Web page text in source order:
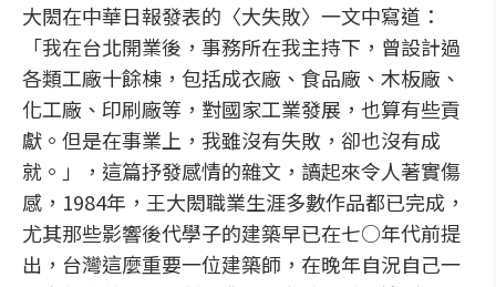
大閎在中華日報發表的〈大失敗〉一文中寫道：
「我在台北開業後，事務所在我主持下，曾設計過
各類工廠十餘棟，包括成衣廠、食品廠、木板廠、
化工廠、印刷廠等，對國家工業發展，也算有些貢
獻。但是在事業上，我雖沒有失敗，卻也沒有成
就。」，這篇抒發感情的雜文，讀起來令人著實傷
感，1984年，王大閎職業生涯多數作品都已完成，
尤其那些影響後代學子的建築早已在七○年代前提
出，台灣這麼重要一位建築師，在晚年自況自己一